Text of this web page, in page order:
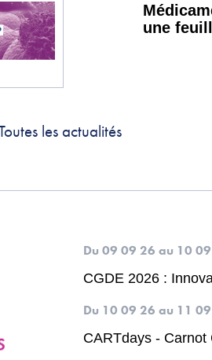
une
les actualités
Du 09 09 26au 10
CGDE 2026 :
Du 10 09 26au 11
CARTdays - Carnot